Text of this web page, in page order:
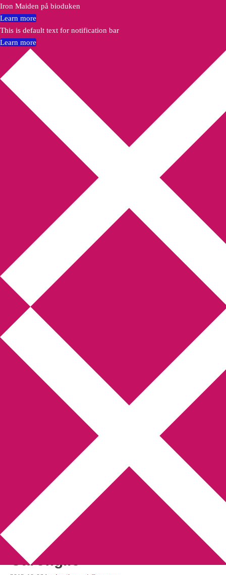
Annikas litteratur-
och kulturblogg
Deckare, kriminalromaner, thrillers
Hem Författarfemman
Webbshop Amazon
Bokbloggsjerka Bloggmaraton
Kriminalroman Min tv-blogg
You are here: Archives for italiensk författare
Recension: Skälig
misstanke av Gianrico
Carofiglio
Iron Maiden på bioduken
Learn more
This is default text for notification bar
Learn more